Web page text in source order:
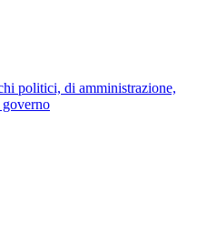
politici, di amministrazione,